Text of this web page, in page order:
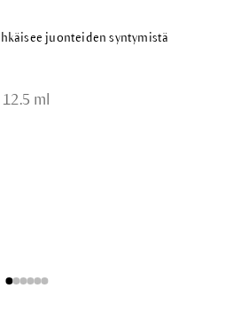
juonteiden syntymistä
12.5 ml